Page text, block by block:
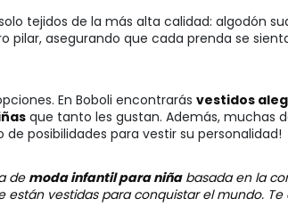
tejidos de la más alta calidad: algodón
pilar, asegurando que cada prenda se
En Boboli encontrarás vestidos
que tanto les gustan. Además, muchas
de posibilidades para vestir su personalidad!
de moda infantil para niñabasada en la
vestidas para conquistar el mundo.